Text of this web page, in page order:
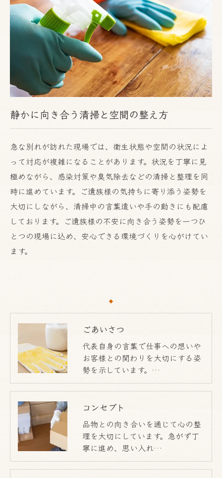
静かに向き合う清掃と空間の整え方
急な別れが訪れた現場では、衛生状態や空間の状況によ
って対応が複雑になることがあります。状況を丁寧に見
極めながら、感染対策や臭気除去などの清掃と整理を同
時に進めています。ご遺族様の気持ちに寄り添う姿勢を
大切にしながら、清掃中の言葉遣いや手の動きにも配慮
しております。ご遺族様の不安に向き合う姿勢を一つひ
とつの現場に込め、安心できる環境づくりを心がけてい
ます。
ごあいさつ
代表自身の言葉で仕事への想いや
お客様との関わりを大切にする姿
勢を示しています。…
コンセプト
品物との向き合いを通じて心の整
理を大切にしています。急がず丁
寧に進め、思い入れ…